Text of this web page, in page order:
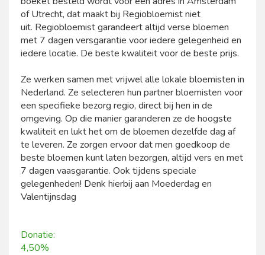
of Utrecht, dat maakt bij Regiobloemist niet
uit. Regiobloemist garandeert altijd verse bloemen
met 7 dagen versgarantie voor iedere gelegenheid en
iedere locatie. De beste kwaliteit voor de beste prijs.
Ze werken samen met vrijwel alle lokale bloemisten in
Nederland. Ze selecteren hun partner bloemisten voor
een specifieke bezorg regio, direct bij hen in de
omgeving. Op die manier garanderen ze de hoogste
kwaliteit en lukt het om de bloemen dezelfde dag af
te leveren. Ze zorgen ervoor dat men goedkoop de
beste bloemen kunt laten bezorgen, altijd vers en met
7 dagen vaasgarantie. Ook tijdens speciale
gelegenheden! Denk hierbij aan Moederdag en
Valentijnsdag
Donatie:
4,50%